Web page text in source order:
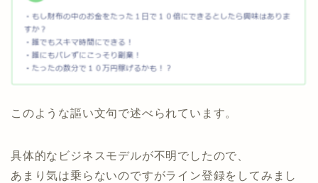
このような謳い文句で述べられています。
具体的なビジネスモデルが不明でしたので、
あまり気は乗らないのですがライン登録をしてみまし